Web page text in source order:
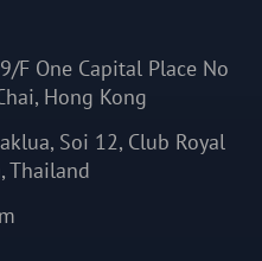
F One Capital Place No
Hong Kong
Soi 12, Club Royal
Thailand